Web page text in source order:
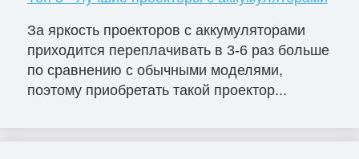
За яркость проекторов с аккумуляторами
приходится переплачивать в 3-6 раз больше
по сравнению с обычными моделями,
поэтому приобретать такой проектор...